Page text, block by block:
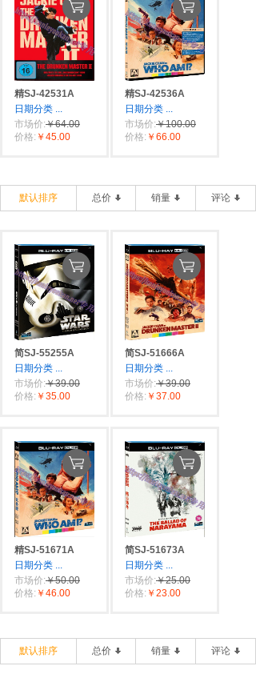
精SJ-42531A
日期分类 ...
市场价:￥64.00
价格: ￥45.00
精SJ-42536A
日期分类 ...
市场价:￥100.00
价格: ￥66.00
默认排序 总价 销量 评论
简SJ-55255A
日期分类 ...
市场价:￥39.00
价格: ￥35.00
简SJ-51666A
日期分类 ...
市场价:￥39.00
价格: ￥37.00
精SJ-51671A
日期分类 ...
市场价:￥50.00
价格: ￥46.00
简SJ-51673A
日期分类 ...
市场价:￥25.00
价格: ￥23.00
默认排序 总价 销量 评论